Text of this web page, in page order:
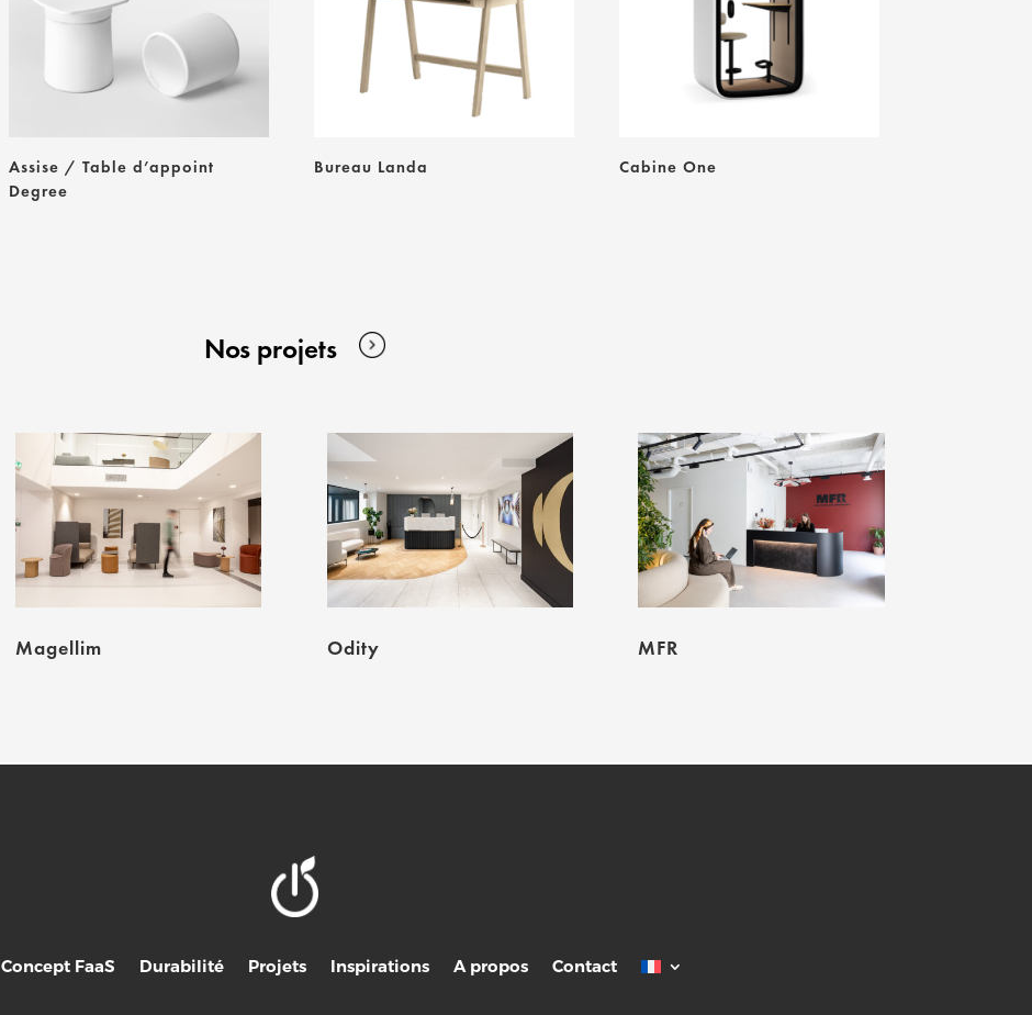
Assise / Table d’appoint
Degree
Bureau Landa Cabine One
Nos projets
Magellim Odity MFR
Concept FaaS Durabilité Projets Inspirations A propos Contact